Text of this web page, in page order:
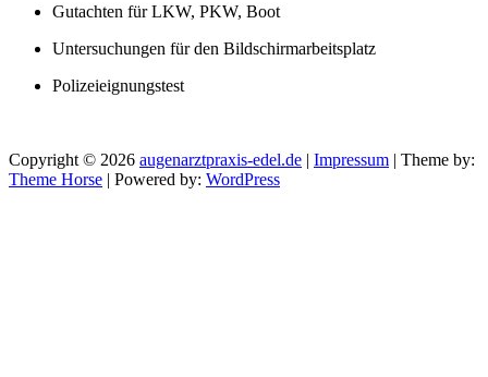
Gutachten für LKW, PKW, Boot
Untersuchungen für den Bildschirmarbeitsplatz
Polizeieignungstest
Copyright © 2026 augenarztpraxis-edel.de | Impressum | Theme by:
Theme Horse | Powered by: WordPress